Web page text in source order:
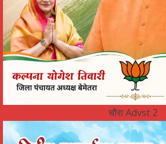
चौरा Advst 2